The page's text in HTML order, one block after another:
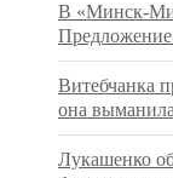
В «Минск-
Предложение
Витебчанка
она
Лукашенко